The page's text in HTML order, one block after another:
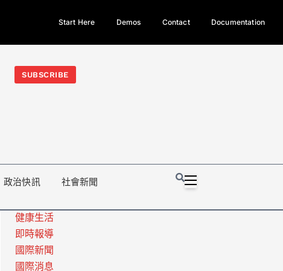
今日熱門新聞TOP3｜西拉雅族正式成第17個原住民族、立院電競
光電場回
Start Here Demos Contact Documentation
SUBSCRIBE
政治快訊 社會新聞
健康生活
即時報導
國際新聞
國際消息